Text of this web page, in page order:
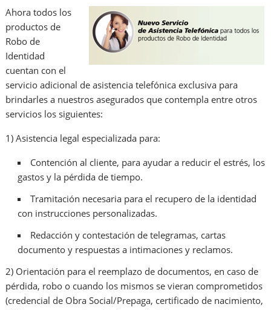
Ahora todos los
productos de
Robo de
Identidad
cuentan con el
servicio adicional de asistencia telefónica exclusiva para
brindarles a nuestros asegurados que contempla entre otros
servicios los siguientes:
1) Asistencia legal especializada para:
Contención al cliente, para ayudar a reducir el estrés, los
gastos y la pérdida de tiempo.
Tramitación necesaria para el recupero de la identidad
con instrucciones personalizadas.
Redacción y contestación de telegramas, cartas
documento y respuestas a intimaciones y reclamos.
2) Orientación para el reemplazo de documentos, en caso de
pérdida, robo o cuando los mismos se vieran comprometidos
(credencial de Obra Social/Prepaga, certificado de nacimiento,